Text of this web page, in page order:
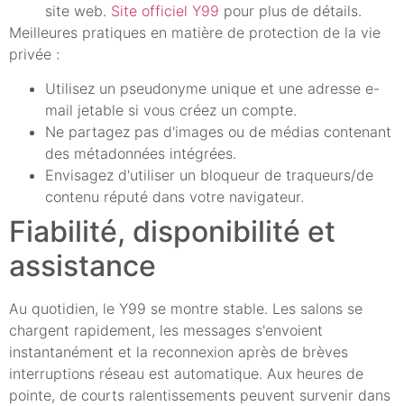
site web. Site officiel Y99 pour plus de détails.
Meilleures pratiques en matière de protection de la vie
privée :
Utilisez un pseudonyme unique et une adresse e-
mail jetable si vous créez un compte.
Ne partagez pas d'images ou de médias contenant
des métadonnées intégrées.
Envisagez d'utiliser un bloqueur de traqueurs/de
contenu réputé dans votre navigateur.
Fiabilité, disponibilité et
assistance
Au quotidien, le Y99 se montre stable. Les salons se
chargent rapidement, les messages s'envoient
instantanément et la reconnexion après de brèves
interruptions réseau est automatique. Aux heures de
pointe, de courts ralentissements peuvent survenir dans